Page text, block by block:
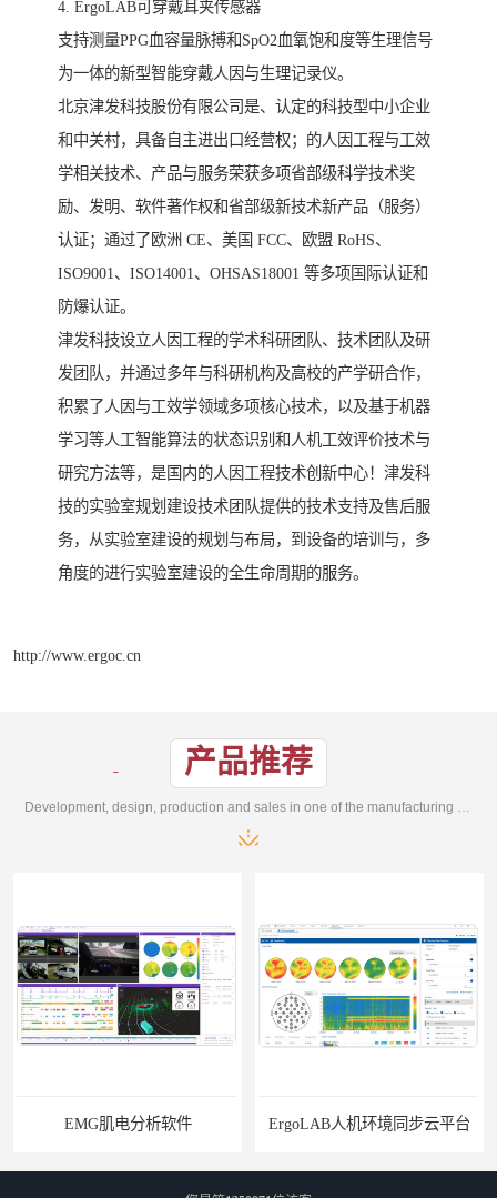
4. ErgoLAB可穿戴耳夹传感器
支持测量PPG血容量脉搏和SpO2血氧饱和度等生理信号
为一体的新型智能穿戴人因与生理记录仪。
北京津发科技股份有限公司是、认定的科技型中小企业
和中关村，具备自主进出口经营权；的人因工程与工效
学相关技术、产品与服务荣获多项省部级科学技术奖
励、发明、软件著作权和省部级新技术新产品（服务）
认证；通过了欧洲 CE、美国 FCC、欧盟 RoHS、
ISO9001、ISO14001、OHSAS18001 等多项国际认证和
防爆认证。
津发科技设立人因工程的学术科研团队、技术团队及研
发团队，并通过多年与科研机构及高校的产学研合作，
积累了人因与工效学领域多项核心技术，以及基于机器
学习等人工智能算法的状态识别和人机工效评价技术与
研究方法等，是国内的人因工程技术创新中心！津发科
技的实验室规划建设技术团队提供的技术支持及售后服
务，从实验室建设的规划与布局，到设备的培训与，多
角度的进行实验室建设的全生命周期的服务。
http://www.ergoc.cn
产品推荐
Development, design, production and sales in one of the manufacturing enterprises
EMG肌电分析软件 ErgoLAB人机环境同步云平台